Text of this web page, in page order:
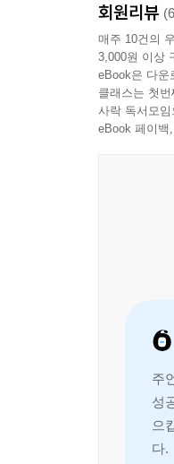
돈과 인생에
이 책은 돈
기반이 없는
수 있기 때
주언규는
조언한다.
또한 성공
버티면 된
회원리뷰
매주 10건의
3,000원 이상
eBook은 다운
클래스는 첫
사락 독서모
eBook 페이백
주
성
으
다.